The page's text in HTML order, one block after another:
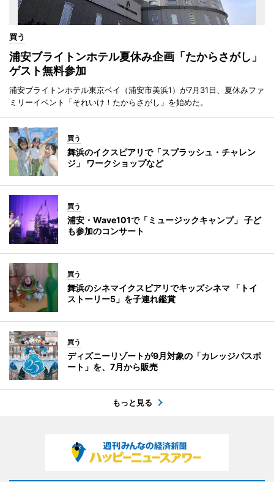
買う
浦安ブライトンホテル夏休み企画「たからさがし」
ゲスト無料参加
浦安ブライトンホテル東京ベイ（浦安市美浜1）が7月31日、夏休みファ
ミリーイベント「それいけ！たからさがし」を始めた。
買う
舞浜のイクスピアリで「スプラッシュ・チャレン
ジ」 ワークショップなど
買う
浦安・Wave101で「ミュージックキャンプ」 子ど
も参加のコンサート
買う
舞浜のシネマイクスピアリでキッズシネマ 「トイ
ストーリー5」を子連れ鑑賞
買う
ディズニーリゾートが9月対象の「カレッジパスポ
ート」を、7月から販売
もっと見る